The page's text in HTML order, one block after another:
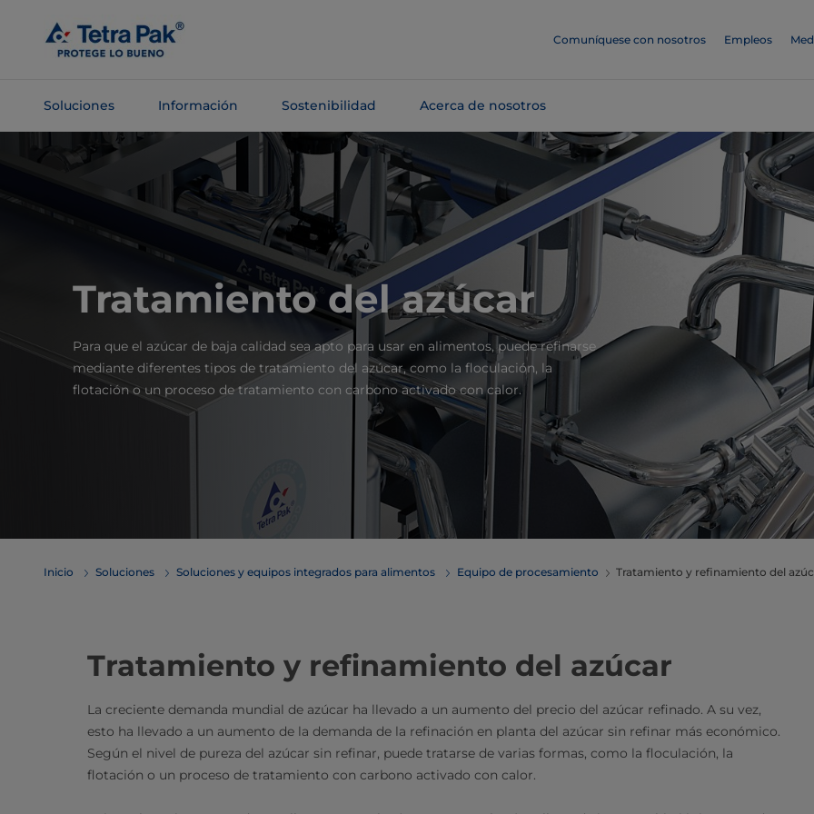
contenido
principal
Comuníquese con nosotros Empleos
Soluciones Información Sostenibilidad Acerca de nosotros
Saltar a la
Tratamiento del azúcar
Para que el azúcar de baja calidad sea apto para usar en alimentos, puede refinarse
mediante diferentes tipos de tratamiento del azúcar, como la floculación, la
flotación o un proceso de tratamiento con carbono activado con calor.
Inicio Soluciones Soluciones y equipos integrados para alimentos Equipo de procesamiento Tratamiento y refinamiento del
​​​​​​​​​​​​​Tratamiento y refinamiento del azúcar
​La creciente demanda mundial de azúcar ha llevado a un aumento del precio del azúcar refinado. A su vez,
esto ha llevado a un aumento de la demanda de la refinación en planta del azúcar sin refinar más económico.
Según el nivel de pureza del azúcar sin refinar, puede tratarse de varias formas, como la floculación, la
flotación o un proceso de tratamiento con carbono activado con calor.​